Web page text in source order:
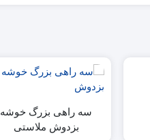
سه راهی بزرگ خوشه
بزدوش ملاستی